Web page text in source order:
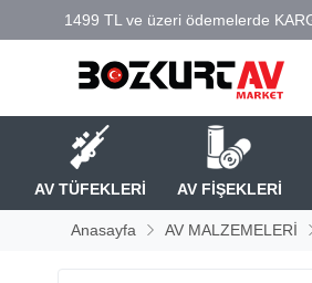
AV TÜFEKLERİ AV FİŞEKLERİ
Anasayfa AV MALZEMELERİ